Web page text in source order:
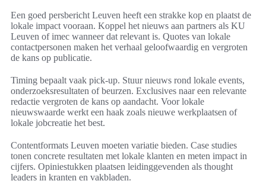
Een goed persbericht Leuven heeft een strakke kop en plaatst de
lokale impact vooraan. Koppel het nieuws aan partners als KU
Leuven of imec wanneer dat relevant is. Quotes van lokale
contactpersonen maken het verhaal geloofwaardig en vergroten
de kans op publicatie.
Timing bepaalt vaak pick-up. Stuur nieuws rond lokale events,
onderzoeksresultaten of beurzen. Exclusives naar een relevante
redactie vergroten de kans op aandacht. Voor lokale
nieuwswaarde werkt een haak zoals nieuwe werkplaatsen of
lokale jobcreatie het best.
Contentformats Leuven moeten variatie bieden. Case studies
tonen concrete resultaten met lokale klanten en meten impact in
cijfers. Opiniestukken plaatsen leidinggevenden als thought
leaders in kranten en vakbladen.